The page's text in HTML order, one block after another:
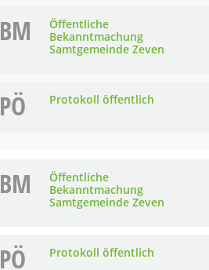
BM
Öffentliche
Bekanntmachung
Samtgemeinde Zeven
PÖ Protokoll öffentlich
BM
Öffentliche
Bekanntmachung
Samtgemeinde Zeven
PÖ Protokoll öffentlich